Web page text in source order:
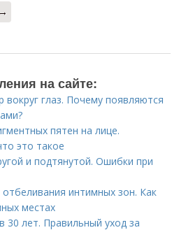
на сайте:
глаз. Почему появляются
пятен на лице.
это такое
и подтянутой. Ошибки при
интимных зон. Как
местах
30 лет. Правильный уход за